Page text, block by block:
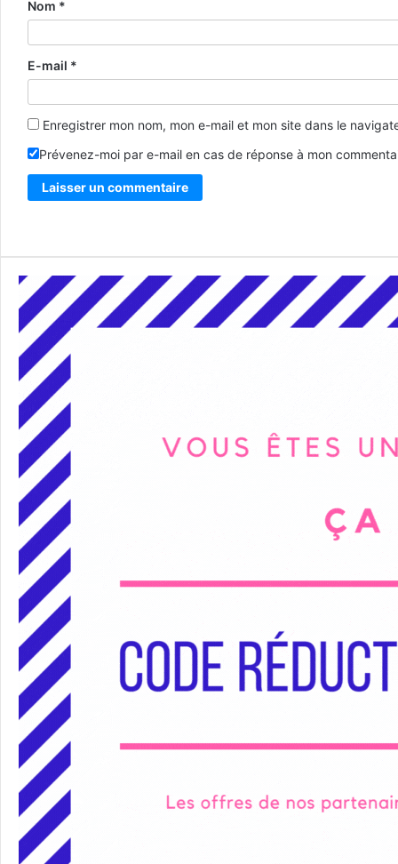
Nom *
E-mail *
Enregistrer mon nom, mon e-mail et mon site dans le
Prévenez-moi par e-mail en cas de réponse à mon